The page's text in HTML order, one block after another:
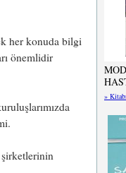
her konuda bilgi
önemlidir
şirketlerinin
»